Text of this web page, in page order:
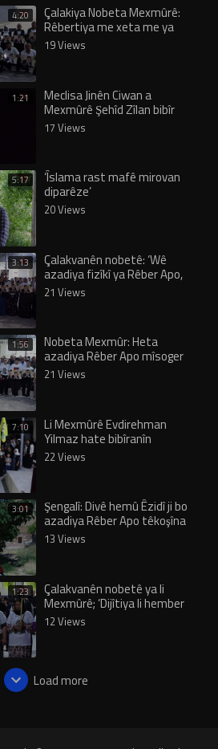
4:20 Çalakiya Nobeta Mexmûrê:
Rêbertiya me xeta me ya
sore
19 Views
1:21 Meclisa Jinên Ciwan a
Mexmûrê Şehîd Zîlan bibîr
anî
17 Views
5:17 ‘Îslama rast mafê mirovan
diparêze’
20 Views
3:13 Çalakvanên nobetê: ‘Wê
azadiya fizîkî ya Rêber Apo,
bi têkoşîna jina azad û civaka
azad pêk bê’
21 Views
1:56 Nobeta Mexmûr: Heta
azadiya Rêber Apo mîsoger
nekîn, çalakî wê dewam bike
21 Views
7:10 Li Mexmûrê Evdirehman
Yilmaz hate bibîranîn
22 Views
3:01 Şengalî: Divê hemû Êzidî ji bo
azadiya Rêber Apo têkoşîna
xwe mezin bikin
13 Views
1:23 Çalakvanên nobetê ya li
Mexmûrê; ‘Dijîtiya li hember
Rêber Apo nayê qebûlkirin’
12 Views
Load more